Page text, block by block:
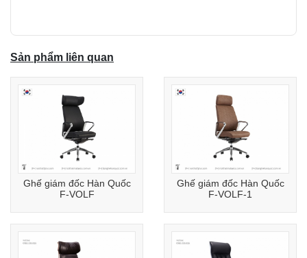
Sản phẩm liên quan
Ghế giám đốc Hàn Quốc
F-VOLF
Ghế giám đốc Hàn Quốc
F-VOLF-1